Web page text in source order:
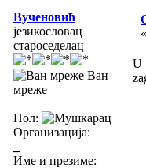
Вученовић
језикословац
староседелац
Ван
мреже
Пол:
Организација:
Име и презиме:
«
U